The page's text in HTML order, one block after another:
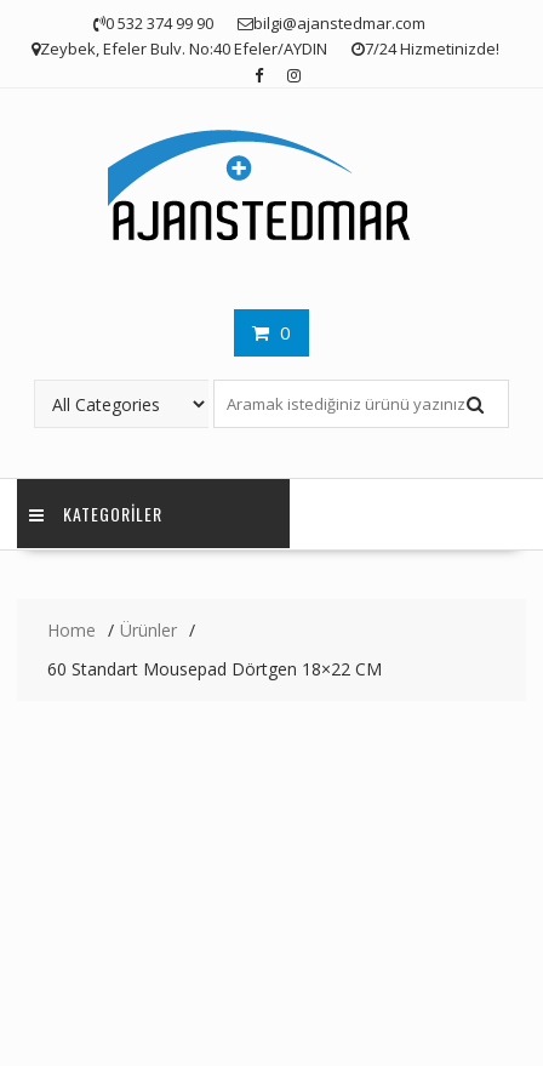
0 532 374 99 90
bilgi@ajanstedmar.com
Zeybek, Efeler Bulv. No:40 Efeler/AYDIN
7/24 Hizmetinizde!
0
KATEGORILER
Home
Ürünler
60 Standart Mousepad Dörtgen 18×22 CM